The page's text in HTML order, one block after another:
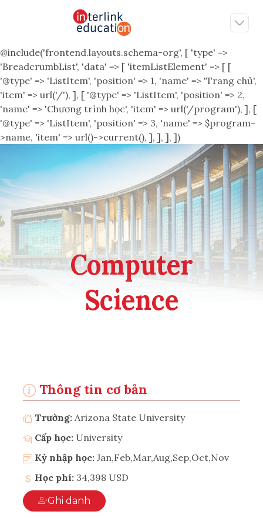
@include('frontend.layouts.schema-org', [ 'type' =>
'BreadcrumbList', 'data' => [ 'itemListElement' => [ [
'@type' => 'ListItem', 'position' => 1, 'name' => 'Trang chủ',
'item' => url('/'), ], [ '@type' => 'ListItem', 'position' => 2,
'name' => 'Chương trình học', 'item' => url('/program'), ], [
'@type' => 'ListItem', 'position' => 3, 'name' => $program-
>name, 'item' => url()->current(), ], ], ], ])
Computer
Science
Thông tin cơ bản
Trường: Arizona State University
Cấp học: University
Kỳ nhập học: Jan,Feb,Mar,Aug,Sep,Oct,Nov
Học phí: 34,398 USD
Ghi danh